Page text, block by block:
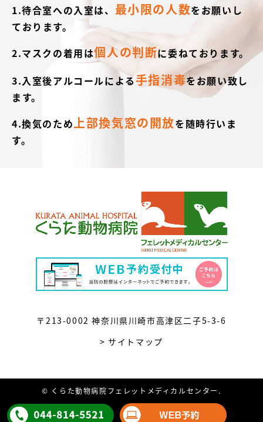
1.待合室への入室は、 最小限の人数をお願いし
ております。
2.マスクの着用は個人の判断に委ねております。
3.入室後アルコールによる手指消毒をお願い致し
ます。
4.換気のため上部換気窓の開放を随時行いま
す。
〒213-0002 神奈川県川崎市高津区二子5-3-6
> サイトマップ
© くらた動物病院フェレットメディカルセンター.